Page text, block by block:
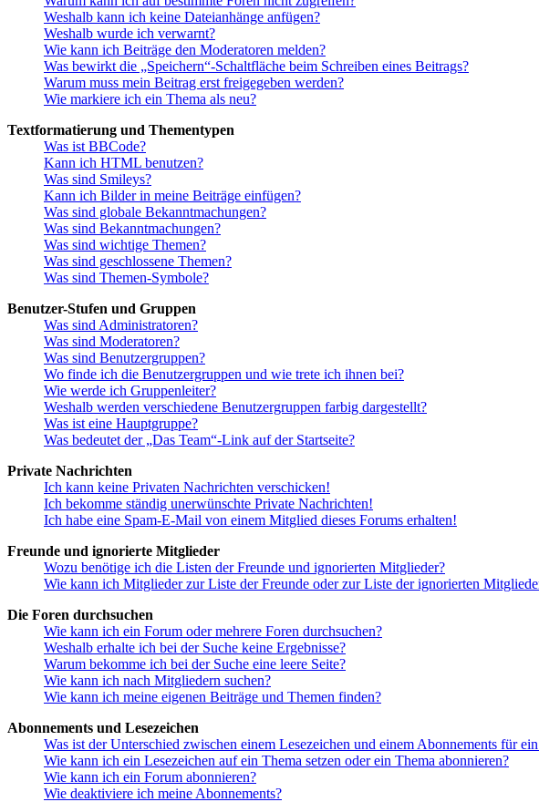
Weshalb kann ich keine Dateianhänge anfügen?
Weshalb wurde ich verwarnt?
Wie kann ich Beiträge den Moderatoren melden?
Was bewirkt die „Speichern“-Schaltfläche beim Schreiben eines Beitrags?
Warum muss mein Beitrag erst freigegeben werden?
Wie markiere ich ein Thema als neu?
Textformatierung und Thementypen
Was ist BBCode?
Kann ich HTML benutzen?
Was sind Smileys?
Kann ich Bilder in meine Beiträge einfügen?
Was sind globale Bekanntmachungen?
Was sind Bekanntmachungen?
Was sind wichtige Themen?
Was sind geschlossene Themen?
Was sind Themen-Symbole?
Benutzer-Stufen und Gruppen
Was sind Administratoren?
Was sind Moderatoren?
Was sind Benutzergruppen?
Wo finde ich die Benutzergruppen und wie trete ich ihnen bei?
Wie werde ich Gruppenleiter?
Weshalb werden verschiedene Benutzergruppen farbig dargestellt?
Was ist eine Hauptgruppe?
Was bedeutet der „Das Team“-Link auf der Startseite?
Private Nachrichten
Ich kann keine Privaten Nachrichten verschicken!
Ich bekomme ständig unerwünschte Private Nachrichten!
Ich habe eine Spam-E-Mail von einem Mitglied dieses Forums erhalten!
Freunde und ignorierte Mitglieder
Wozu benötige ich die Listen der Freunde und ignorierten Mitglieder?
Wie kann ich Mitglieder zur Liste der Freunde oder zur Liste der ignorierten
Die Foren durchsuchen
Wie kann ich ein Forum oder mehrere Foren durchsuchen?
Weshalb erhalte ich bei der Suche keine Ergebnisse?
Warum bekomme ich bei der Suche eine leere Seite?
Wie kann ich nach Mitgliedern suchen?
Wie kann ich meine eigenen Beiträge und Themen finden?
Abonnements und Lesezeichen
Was ist der Unterschied zwischen einem Lesezeichen und einem Abonnements für
Wie kann ich ein Lesezeichen auf ein Thema setzen oder ein Thema abonnieren?
Wie kann ich ein Forum abonnieren?
Wie deaktiviere ich meine Abonnements?